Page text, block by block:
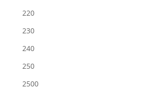
220
230
240
250
2500